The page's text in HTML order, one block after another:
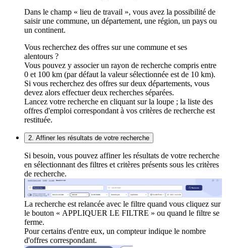
Dans le champ « lieu de travail », vous avez la possibilité de
saisir une commune, un département, une région, un pays ou
un continent.
Vous recherchez des offres sur une commune et ses
alentours ?
Vous pouvez y associer un rayon de recherche compris entre
0 et 100 km (par défaut la valeur sélectionnée est de 10 km).
Si vous recherchez des offres sur deux départements, vous
devez alors effectuer deux recherches séparées.
Lancez votre recherche en cliquant sur la loupe ; la liste des
offres d'emploi correspondant à vos critères de recherche est
restituée.
2. Affiner les résultats de votre recherche
Si besoin, vous pouvez affiner les résultats de votre recherche
en sélectionnant des filtres et critères présents sous les critères
de recherche.
La recherche est relancée avec le filtre quand vous cliquez sur
le bouton « APPLIQUER LE FILTRE » ou quand le filtre se
ferme.
Pour certains d'entre eux, un compteur indique le nombre
d'offres correspondant.